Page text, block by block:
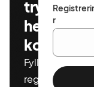
tryggt
helt
Fyll i ditt
r